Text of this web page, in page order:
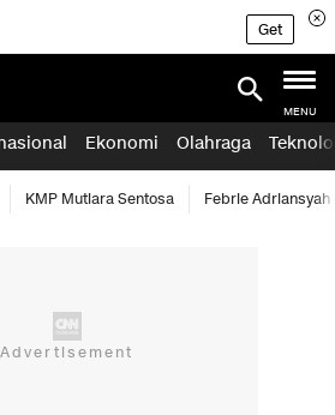
Get
MENU
Ekonomi Olahraga
KMP Mutiara Sentosa Febrie Adriansyah